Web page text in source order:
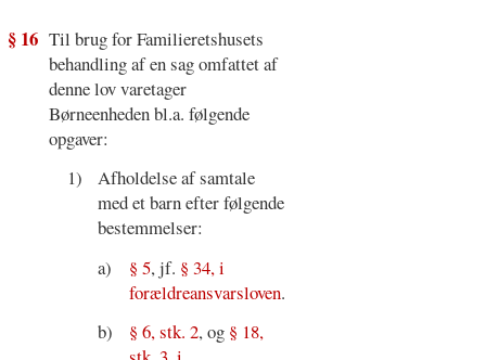
§ 16 Til brug for Familieretshusets
behandling af en sag omfattet af
denne lov varetager
Børneenheden bl.a. følgende
opgaver:
1)
Afholdelse af samtale
med et barn efter følgende
bestemmelser:
a)
§ 5, jf. § 34, i
forældreansvarsloven.
b)
§ 6, stk. 2, og § 18,